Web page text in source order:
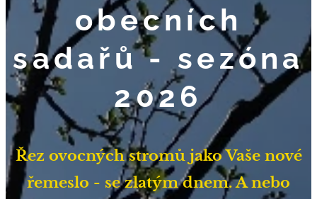
obecních
sadařů - sezóna
2026
Řez ovocných stromů jako Vaše nové
řemeslo - se zlatým dnem. A nebo